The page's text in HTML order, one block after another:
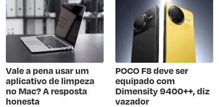
Vale a pena usar um
aplicativo de limpeza
no Mac? A resposta
honesta
POCO F8 deve ser
equipado com
Dimensity 9400++, diz
vazador